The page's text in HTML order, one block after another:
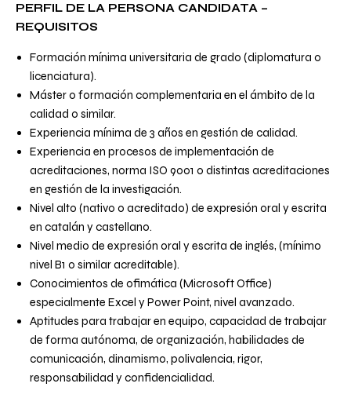
PERFIL DE LA PERSONA CANDIDATA –
REQUISITOS
Formación mínima universitaria de grado (diplomatura o
licenciatura).
Máster o formación complementaria en el ámbito de la
calidad o similar.
Experiencia mínima de 3 años en gestión de calidad.
Experiencia en procesos de implementación de
acreditaciones, norma ISO 9001 o distintas acreditaciones
en gestión de la investigación.
Nivel alto (nativo o acreditado) de expresión oral y escrita
en catalán y castellano.
Nivel medio de expresión oral y escrita de inglés, (mínimo
nivel B1 o similar acreditable).
Conocimientos de ofimática (Microsoft Office)
especialmente Excel y Power Point, nivel avanzado.
Aptitudes para trabajar en equipo, capacidad de trabajar
de forma autónoma, de organización, habilidades de
comunicación, dinamismo, polivalencia, rigor,
responsabilidad y confidencialidad.